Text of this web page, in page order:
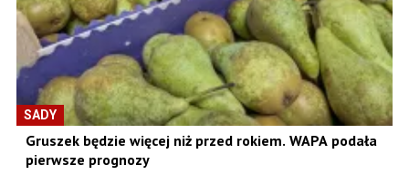
SADY
Gruszek będzie więcej niż przed rokiem. WAPA podała
pierwsze prognozy